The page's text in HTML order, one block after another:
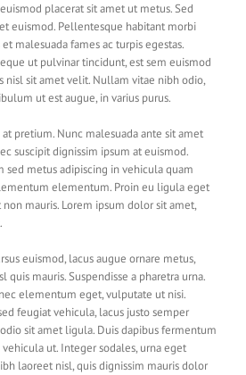
placerat sit amet ut metus. Sed
euismod. Pellentesque habitant morbi
malesuada fames ac turpis egestas.
ut pulvinar tincidunt, est sem euismod
nisl sit amet velit. Nullam vitae nibh odio,
ut est augue, in varius purus.
pretium. Nunc malesuada ante sit amet
suscipit dignissim ipsum at euismod.
sed metus adipiscing in vehicula quam
elementum. Proin eu ligula eget
mauris. Lorem ipsum dolor sit amet,
euismod, lacus augue ornare metus,
mauris. Suspendisse a pharetra urna.
elementum eget, vulputate ut nisi.
feugiat vehicula, lacus justo semper
sit amet ligula. Duis dapibus fermentum
ut. Integer sodales, urna eget
laoreet nisl, quis dignissim mauris dolor